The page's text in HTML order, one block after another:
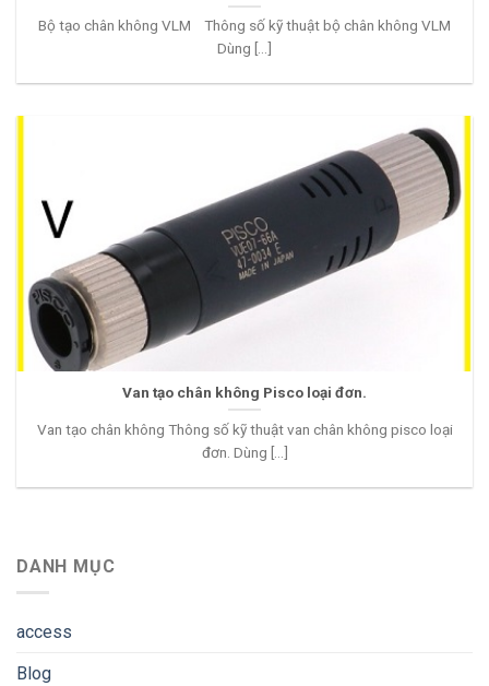
Bộ tạo chân không VLM Thông số kỹ thuật bộ chân không VLM
Dùng [...]
Van tạo chân không Pisco loại đơn.
Van tạo chân không Thông số kỹ thuật van chân không pisco loại
đơn. Dùng [...]
DANH MỤC
access
Blog